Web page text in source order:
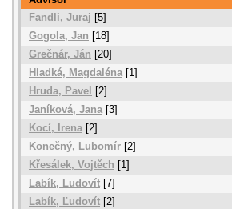
Fandli, Juraj [5]
Gogola, Jan [18]
Grečnár, Ján [20]
Hladká, Magdaléna[1]
Hruda, Pavel
[2]
Janíková, Jana[3]
Kocí, Irena [2]
Konečný, Lubomír [2]
Křesálek, Vojtěch [1]
Labík, Ludovít [7]
Labík, Ľudovít [2]